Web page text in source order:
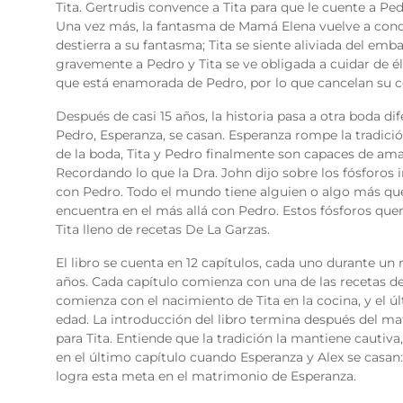
Tita. Gertrudis convence a Tita para que le cuente a
Una vez más, la fantasma de Mamá Elena vuelve a
destierra a su fantasma; Tita se siente aliviada del
gravemente a Pedro y Tita se ve obligada a cuidar de
que está enamorada de Pedro, por lo que cancelan su
Después de casi 15 años, la historia pasa a otra boda
Pedro, Esperanza, se casan. Esperanza rompe la
de la boda, Tita y Pedro finalmente son capaces de
Recordando lo que la Dra. John dijo sobre los
con Pedro. Todo el mundo tiene alguien o algo más
encuentra en el más allá con Pedro. Estos fósforos
Tita lleno de recetas De La Garzas.
El libro se cuenta en 12 capítulos, cada uno durante
años. Cada capítulo comienza con una de las recetas
comienza con el nacimiento de Tita en la cocina, y el
edad. La introducción del libro termina después del
para Tita. Entiende que la tradición la mantiene
en el último capítulo cuando Esperanza y Alex se
logra esta meta en el matrimonio de Esperanza.